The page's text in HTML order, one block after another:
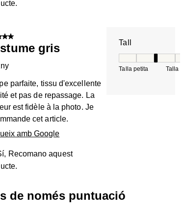
estrelles.
gris
parfaite, tissu d'excellente
et pas de repassage. La
est fidèle à la photo. Je
cet article.
amb Google
Recomano aquest
Tall
Talla petita Talla
de només puntuació